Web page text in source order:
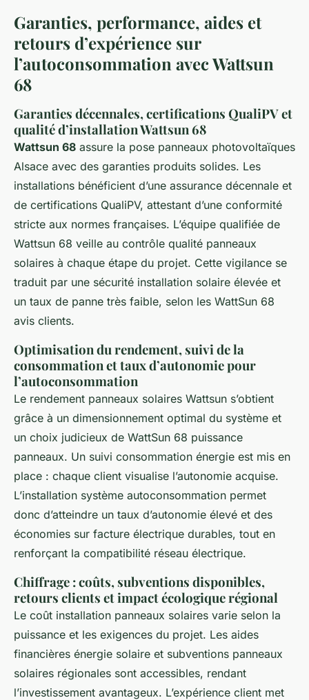
Garanties, performance, aides et
retours d’expérience sur
l’autoconsommation avec Wattsun
68
Garanties décennales, certifications QualiPV et
qualité d’installation Wattsun 68
Wattsun 68 assure la pose panneaux photovoltaïques
Alsace avec des garanties produits solides. Les
installations bénéficient d’une assurance décennale et
de certifications QualiPV, attestant d’une conformité
stricte aux normes françaises. L’équipe qualifiée de
Wattsun 68 veille au contrôle qualité panneaux
solaires à chaque étape du projet. Cette vigilance se
traduit par une sécurité installation solaire élevée et
un taux de panne très faible, selon les WattSun 68
avis clients.
Optimisation du rendement, suivi de la
consommation et taux d’autonomie pour
l’autoconsommation
Le rendement panneaux solaires Wattsun s’obtient
grâce à un dimensionnement optimal du système et
un choix judicieux de WattSun 68 puissance
panneaux. Un suivi consommation énergie est mis en
place : chaque client visualise l’autonomie acquise.
L’installation système autoconsommation permet
donc d’atteindre un taux d’autonomie élevé et des
économies sur facture électrique durables, tout en
renforçant la compatibilité réseau électrique.
Chiffrage : coûts, subventions disponibles,
retours clients et impact écologique régional
Le coût installation panneaux solaires varie selon la
puissance et les exigences du projet. Les aides
financières énergie solaire et subventions panneaux
solaires régionales sont accessibles, rendant
l’investissement avantageux. L’expérience client met